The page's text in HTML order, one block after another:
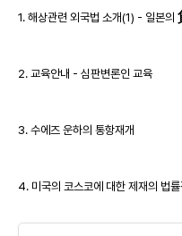
1. 해상관련 외국법 소개(1) - 일본의
2. 교육안내 - 심판변론인 교육
3. 수에즈 운하의 통항재개
4. 미국의 코스코에 대한 제재의 법률